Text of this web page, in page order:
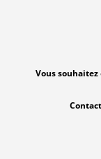
Vous